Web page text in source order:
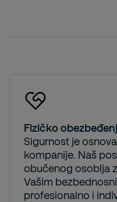
Fizičko
Sigurnost je
kompanije. Naš
obučenog osoblja
Vašim
profesionalno i